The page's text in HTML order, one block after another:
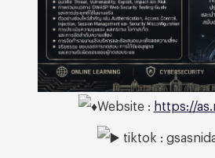
Website : https://
tiktok :